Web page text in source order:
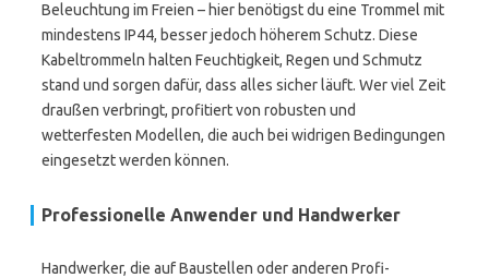
Beleuchtung im Freien – hier benötigst du eine Trommel mit
mindestens IP44, besser jedoch höherem Schutz. Diese
Kabeltrommeln halten Feuchtigkeit, Regen und Schmutz
stand und sorgen dafür, dass alles sicher läuft. Wer viel Zeit
draußen verbringt, profitiert von robusten und
wetterfesten Modellen, die auch bei widrigen Bedingungen
eingesetzt werden können.
Professionelle Anwender und Handwerker
Handwerker, die auf Baustellen oder anderen Profi-